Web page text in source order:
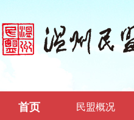
首页 民盟概况